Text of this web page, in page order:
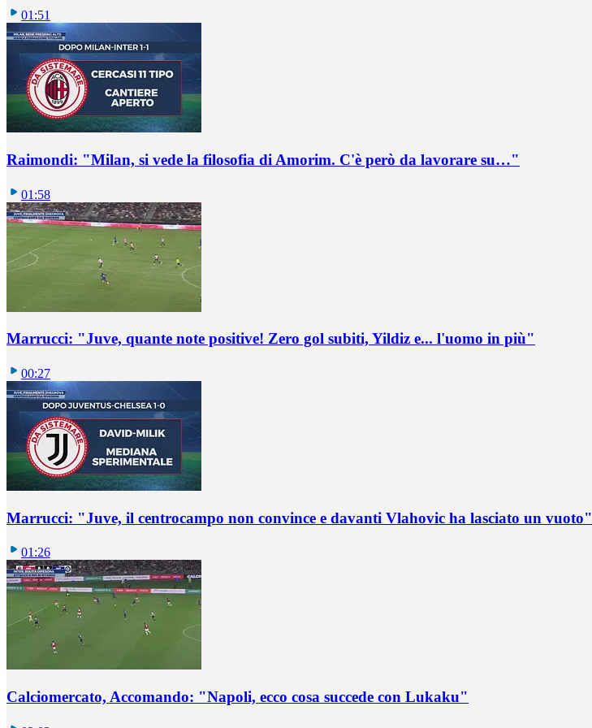
01:51
Raimondi: "Milan, si vede la filosofia di Amorim. C'è però da lavorare su…"
01:58
Marrucci: "Juve, quante note positive! Zero gol subiti, Yildiz e... l'uomo in più"
00:27
Marrucci: "Juve, il centrocampo non convince e davanti Vlahovic ha lasciato un vuoto"
01:26
Calciomercato, Accomando: "Napoli, ecco cosa succede con Lukaku"